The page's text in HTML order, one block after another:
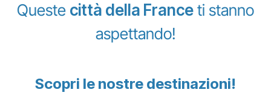
Queste città della Franceti stanno
aspettando!
Scopri le nostre destinazioni!